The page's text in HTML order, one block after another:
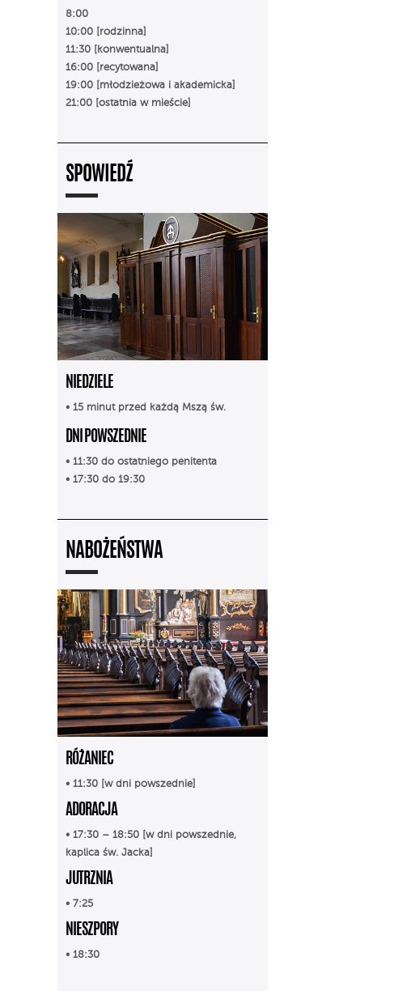
8:00
10:00 [rodzinna]
11:30 [konwentualna]
16:00 [recytowana]
19:00 [młodzieżowa i akademicka]
21:00 [ostatnia w mieście]
SPOWIEDŹ
NIEDZIELE
• 15 minut przed każdą Mszą św.
DNI POWSZEDNIE
• 11:30 do ostatniego penitenta
• 17:30 do 19:30
NABOŻEŃSTWA
RÓŻANIEC
• 11:30 [w dni powszednie]
ADORACJA
• 17:30 – 18:50 [w dni powszednie,
kaplica św. Jacka]
JUTRZNIA
• 7:25
NIESZPORY
• 18:30